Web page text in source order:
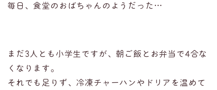
毎日、食堂のおばちゃんのようだった…
まだ3人とも小学生ですが、朝ご飯とお弁当で4合な
くなります。
それでも足りず、冷凍チャーハンやドリアを温めて